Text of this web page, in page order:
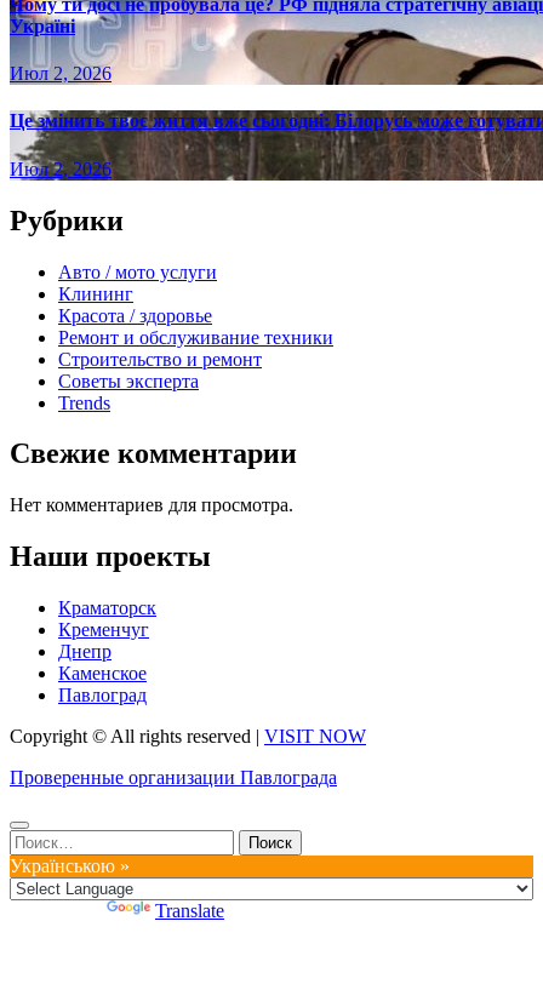
Чому ти досі не пробувала це? РФ підняла стратегічну
Україні
Июл 2, 2026
Це змінить твоє життя вже сьогодні: Білорусь може
Июл 2, 2026
Рубрики
Авто / мото услуги
Клининг
Красота / здоровье
Ремонт и обслуживание техники
Строительство и ремонт
Советы эксперта
Trends
Свежие комментарии
Нет комментариев для просмотра.
Наши проекты
Краматорск
Кременчуг
Днепр
Каменское
Павлоград
Copyright © All rights reserved | VISIT NOW
Проверенные организации Павлограда
Найти:
Українською »
Translate